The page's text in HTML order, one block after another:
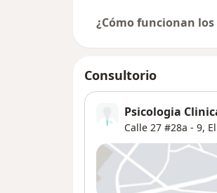
¿Cómo funcionan los
Consultorio
Psicologia
Calle 27 #28a - 9,